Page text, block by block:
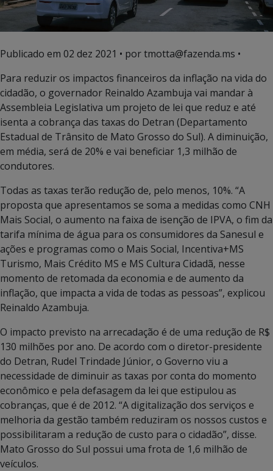
Publicado em 02 dez 2021 • por tmotta@fazenda.ms •
Para reduzir os impactos financeiros da inflação na vida do
cidadão, o governador Reinaldo Azambuja vai mandar à
Assembleia Legislativa um projeto de lei que reduz e até
isenta a cobrança das taxas do Detran (Departamento
Estadual de Trânsito de Mato Grosso do Sul). A diminuição,
em média, será de 20% e vai beneficiar 1,3 milhão de
condutores.
Todas as taxas terão redução de, pelo menos, 10%. “A
proposta que apresentamos se soma a medidas como CNH
Mais Social, o aumento na faixa de isenção de IPVA, o fim da
tarifa mínima de água para os consumidores da Sanesul e
ações e programas como o Mais Social, Incentiva+MS
Turismo, Mais Crédito MS e MS Cultura Cidadã, nesse
momento de retomada da economia e de aumento da
inflação, que impacta a vida de todas as pessoas”, explicou
Reinaldo Azambuja.
O impacto previsto na arrecadação é de uma redução de R$
130 milhões por ano. De acordo com o diretor-presidente
do Detran, Rudel Trindade Júnior, o Governo viu a
necessidade de diminuir as taxas por conta do momento
econômico e pela defasagem da lei que estipulou as
cobranças, que é de 2012. “A digitalização dos serviços e
melhoria da gestão também reduziram os nossos custos e
possibilitaram a redução de custo para o cidadão”, disse.
Mato Grosso do Sul possui uma frota de 1,6 milhão de
veículos.